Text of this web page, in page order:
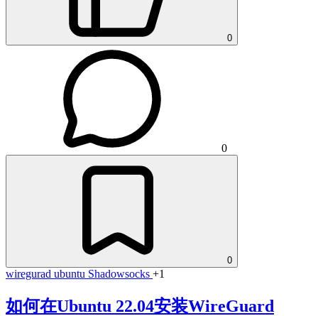
0
0
0
wiregurad ubuntu Shadowsocks +1
如何在Ubuntu 22.04安装WireGuard